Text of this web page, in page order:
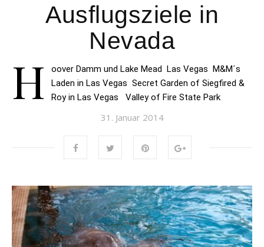
Ausflugsziele in
Nevada
H
oover Damm und Lake Mead Las Vegas M&M´s
Laden in Las Vegas Secret Garden of Siegfired &
Roy in Las Vegas Valley of Fire State Park
31. Januar 2014